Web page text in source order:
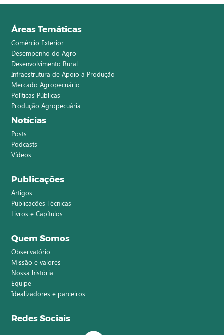
Áreas Temáticas
Comércio Exterior
Desempenho do Agro
Desenvolvimento Rural
Infraestrutura de Apoio à Produção
Mercado Agropecuário
Políticas Públicas
Produção Agropecuária
Notícias
Posts
Podcasts
Vídeos
Publicações
Artigos
Publicações Técnicas
Livros e Capítulos
Quem Somos
Observatório
Missão e valores
Nossa história
Equipe
Idealizadores e parceiros
Redes Sociais